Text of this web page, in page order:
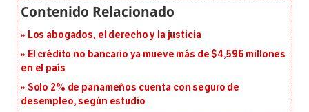
Los abogados, el derecho y la justicia
El crédito no bancario ya mueve más de $4,596 millones
en el país
Solo 2% de panameños cuenta con seguro de
desempleo, según estudio